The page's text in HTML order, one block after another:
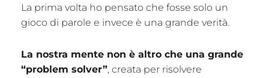
La prima volta ho pensato che fosse solo un
gioco di parole e invece è una grande verità.
La nostra mente non è altro che una grande
“problem solver”, creata per risolvere